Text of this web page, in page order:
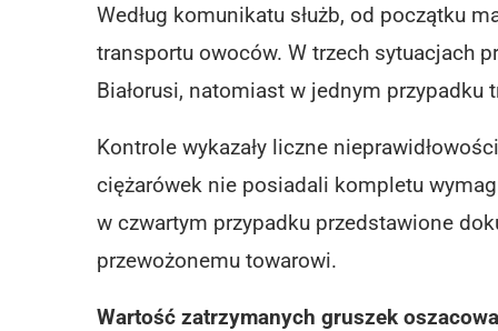
Według komunikatu służb, od początku
transportu owoców. W trzech sytuacjach
Białorusi, natomiast w jednym przypadku
Kontrole wykazały liczne
ciężarówek nie posiadali kompletu
w czwartym przypadku przedstawione
przewożonemu towarowi.
Wartość zatrzymanych gruszek